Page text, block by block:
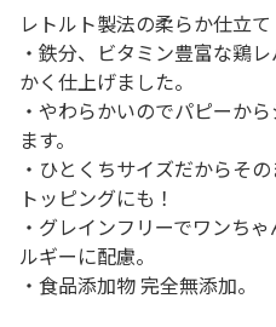
レトルト製法の柔らか仕立て
・鉄分、ビタミン豊富な鶏
かく仕上げました。
・やわらかいのでパピーか
ます。
・ひとくちサイズだからそ
トッピングにも！
・グレインフリーでワンち
ルギーに配慮。
・食品添加物 完全無添加。